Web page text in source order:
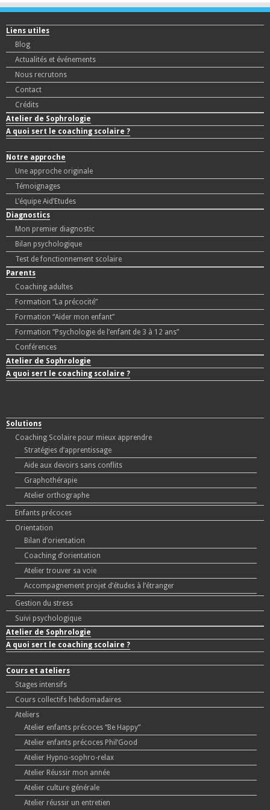
Liens utiles
Blog
Actualités et événements
Nous recrutons
Contact
Crédits
Atelier de Sophrologie
A quoi sert le coaching scolaire ?
Notre approche
Une approche originale
Témoignages
L’équipe Aid’Etudes
Diagnostics
Mon premier diagnostic
Bilan psychologique
Test de fonctionnement scolaire
Parents
Coaching adultes
Formation “La précocité”
Formation “Aider mon enfant”
Formation “Psychologie de l’enfant de 3 à 12 ans”
Conférences
Atelier de Sophrologie
A quoi sert le coaching scolaire ?
Solutions
Coaching Scolaire pour mieux apprendre
Stratégies d’apprentissage
Aide aux devoirs sans conflits
Graphothérapie
Atelier orthographe
Enfants précoces
Orientation
Bilan d’orientation
Coaching d’orientation
Atelier trouver sa voie
Accompagnement projet d’études à l’étranger
Gestion du stress
Suivi psychologique
Atelier de Sophrologie
A quoi sert le coaching scolaire ?
Cours et ateliers
Stages intensifs
Cours collectifs hebdomadaires
Ateliers
Atelier enfants précoces “Be Happy”
Atelier enfants précoces Phil’Good
Atelier Hypno-sophro-relax
Atelier Réussir mon année
Atelier culture générale
Atelier réussir un entretien